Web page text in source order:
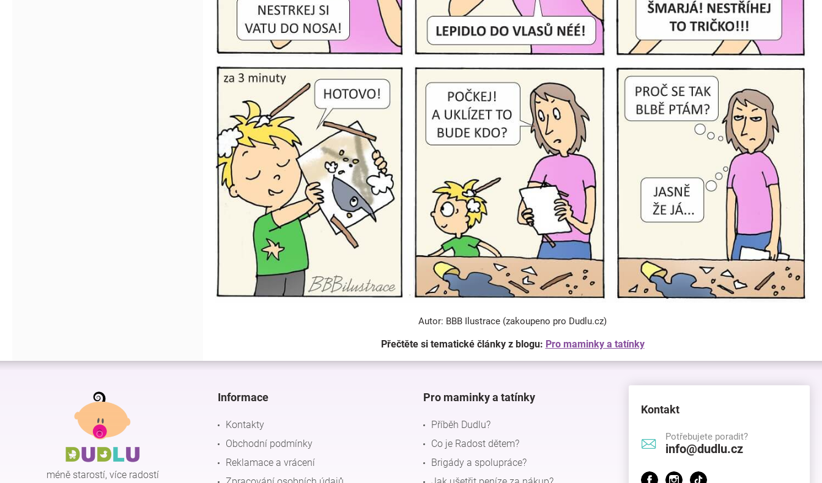
Autor: BBB Ilustrace (zakoupeno pro Dudlu.cz)
Přečtěte si tematické články z blogu: Pro maminky a tatínky
Z
méně starostí, více radostí
Informace
Kontakty
Obchodní podmínky
Reklamace a vrácení
Pro maminky a tatínky
Příběh Dudlu?
Co je Radost dětem?
Brigády a spolupráce?
Kontakt
Potřebujete poradit?
info@dudlu.cz